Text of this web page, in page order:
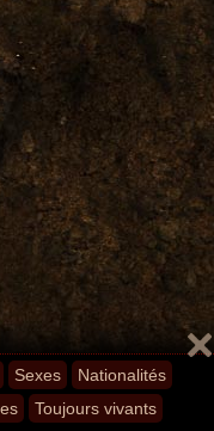
Sexes
Nationalités
Toujours vivants